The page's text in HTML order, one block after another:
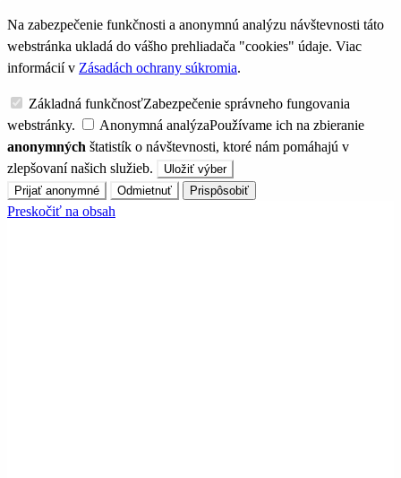
Na zabezpečenie funkčnosti a anonymnú analýzu návštevnosti táto
webstránka ukladá do vášho prehliadača "cookies" údaje. Viac
informácií v Zásadách ochrany súkromia.
Základná funkčnosťZabezpečenie správneho fungovania
webstránky.
Anonymná analýzaPoužívame ich na zbieranie
anonymných štatistík o návštevnosti, ktoré nám pomáhajú v
zlepšovaní našich služieb.
Uložiť výber
Prijať anonymné
Odmietnuť Prispôsobiť
Preskočiť na obsah